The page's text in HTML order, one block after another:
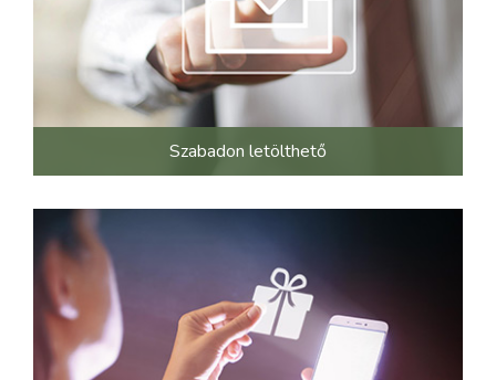
Szabadon letölthető